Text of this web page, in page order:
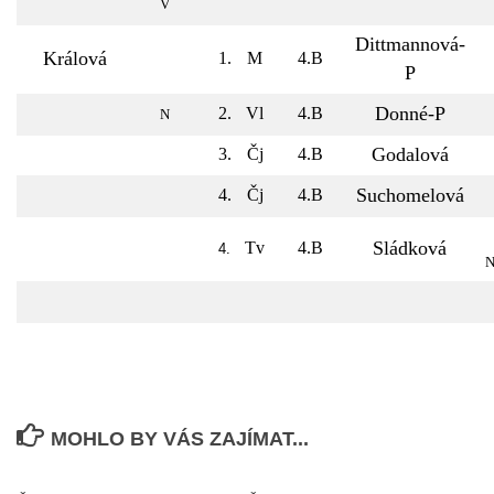
V
Králová 1. M 4.B
Dittmannová-
P
N 2. Vl 4.B Donné-P
3. Čj 4.B Godalová
4. Čj 4.B Suchomelová
4. Tv 4.B Sládková
MOHLO BY VÁS ZAJÍMAT...